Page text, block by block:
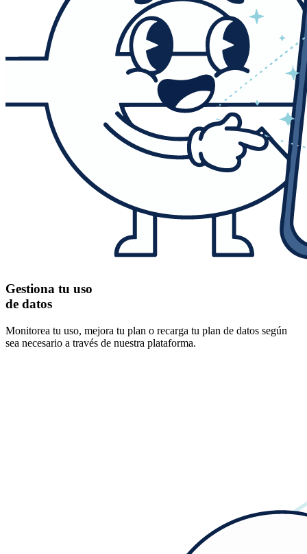
Gestiona tu uso
de datos
Monitorea tu uso, mejora tu plan o recarga tu plan de datos según
sea necesario a través de nuestra plataforma.